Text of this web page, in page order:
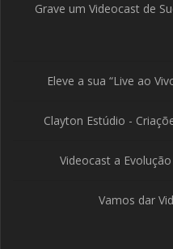
Grave um Videocast de
Eleve a sua “Live ao
Clayton Estúdio -
Videocast a
Vamos dar